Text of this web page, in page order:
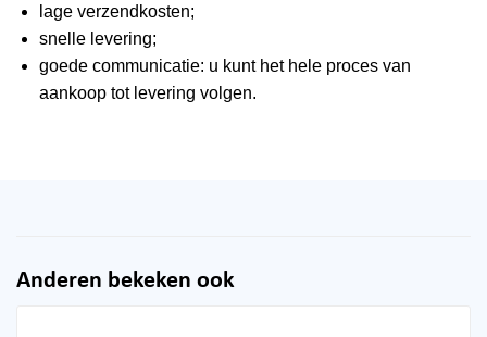
lage verzendkosten;
snelle levering;
goede communicatie: u kunt het hele proces van
aankoop tot levering volgen.
Anderen bekeken ook